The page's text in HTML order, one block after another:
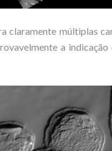
claramente múltiplas
a